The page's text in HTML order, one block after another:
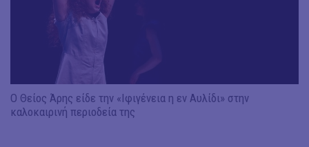
Ο Θείος Άρης είδε την «Ιφιγένεια η εν Αυλίδι» στην
καλοκαιρινή περιοδεία της